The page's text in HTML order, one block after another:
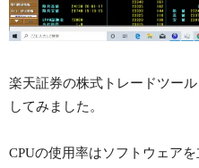
楽天証券の株式トレードツー
してみました。
CPUの使用率はソフトウェア